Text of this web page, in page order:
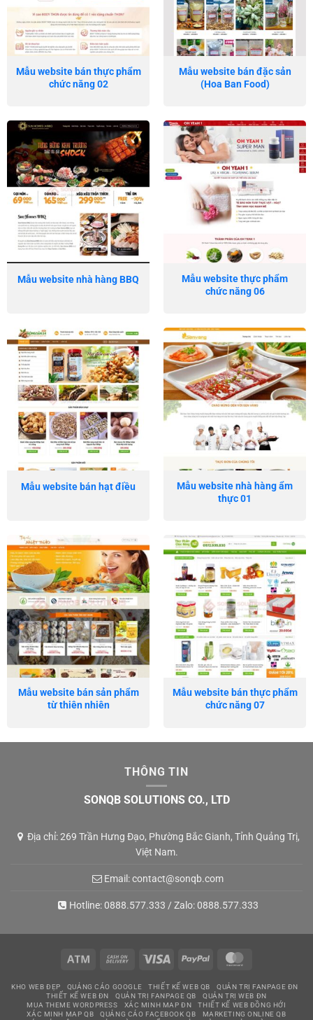
Mẫu website bán thực phẩm
chức năng 02
Mẫu website bán đặc sản
(Hoa Ban Food)
Mẫu website nhà hàng BBQ
Mẫu website thực phẩm
chức năng 06
Mẫu website bán hạt điều
Mẫu website nhà hàng ẩm
thực 01
Mẫu website bán sản phẩm
từ thiên nhiên
Mẫu website bán thực phẩm
chức năng 07
THÔNG TIN
SONQB SOLUTIONS CO., LTD
Địa chỉ: 269 Trần Hưng Đạo, Phường Bắc Gianh, Tỉnh Quảng Trị,
Việt Nam.
Email:contact@sonqb.com
Hotline:0888.577.333 / Zalo:0888.577.333
Atm
Cash
Delivery
Visa PayPal
KHO WEB ĐẸP QUẢNG CÁO GOOGLE THIẾT KẾ WEB QB
QUẢN TRỊ FANPAGE ĐN
THIẾT KẾ WEB ĐN
QUẢN TRỊ FANPAGE QB
QUẢN TRỊ WEB ĐN
MUA THEME WORDPRESS
XÁC MINH MAP ĐN
THIẾT KẾ WEB ĐỒNG HỚI
XÁC MINH MAP QB
QUẢNG CÁO FACEBOOK QB
MARKETING ONLINE QB